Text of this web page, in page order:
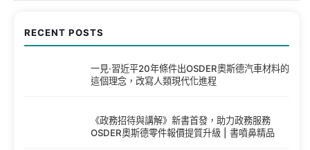
RECENT POSTS
一見·習近平20年條件出OSDER奧斯德汽車材料的
這個理念，改寫人類現代化進程
《政務招待與講解》新書首發，助力政務服務
OSDER奧斯德零件報價提質升級 | 書噴鼻精品